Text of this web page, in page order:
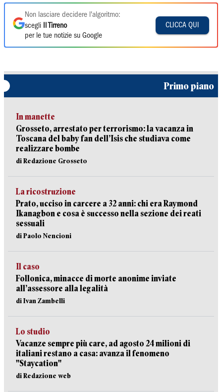
Non lasciare decidere l'algoritmo:
scegli
Il Tirreno
per le tue notizie su Google
CLICCA QUI
Primo piano
In manette
Grosseto, arrestato per terrorismo: la vacanza in
Toscana del baby fan dell’Isis che studiava come
realizzare bombe
di Redazione Grosseto
La ricostruzione
Prato, ucciso in carcere a 32 anni: chi era Raymond
Ikanagbon e cosa è successo nella sezione dei reati
sessuali
di Paolo Nencioni
Il caso
Follonica, minacce di morte anonime inviate
all’assessore alla legalità
di Ivan Zambelli
Lo studio
Vacanze sempre più care, ad agosto 24 milioni di
italiani restano a casa: avanza il fenomeno
"Staycation"
di Redazione web